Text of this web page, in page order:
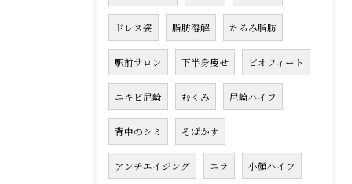
ドレス姿 脂肪溶解 たるみ脂肪
駅前サロン 下半身痩せ ビオフィート
ニキビ尼崎 むくみ 尼崎ハイフ
背中のシミ そばかす
アンチエイジング エラ 小顔ハイフ